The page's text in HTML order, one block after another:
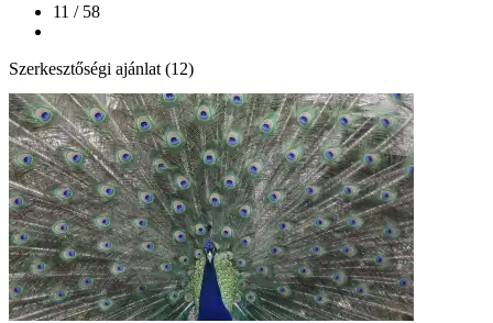
11 / 58
Szerkesztőségi ajánlat (12)